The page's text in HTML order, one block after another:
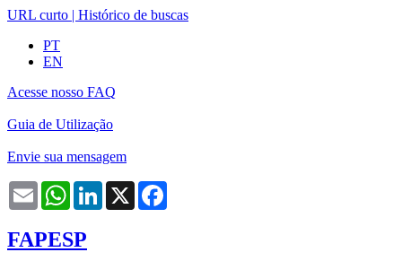
URL curto | Histórico de buscas
PT
EN
Acesse nosso FAQ
Guia de Utilização
Envie sua mensagem
Email WhatsAppLinkedIn
X
FAPESP